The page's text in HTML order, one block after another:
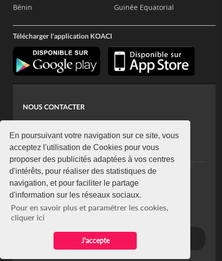
En poursuivant votre navigation sur ce site, vous
acceptez l'utilisation de Cookies pour vous
proposer des publicités adaptées à vos centres
d'intérêts, pour réaliser des statistiques de
navigation, et pour faciliter le partage
d'information sur les réseaux sociaux.
Pour en savoir plus et paramétrer les cookies,
cliquer ici
J'accepte
Bénin
Guinée Equatorial
Télécharger l'application KOACI
NOUS CONTACTER
koaci@yahoo.fr
+225 07 08 85 52 93
NEWSLETTER
Restez connecté via notre newsletter
S'abonner
Se désabonner